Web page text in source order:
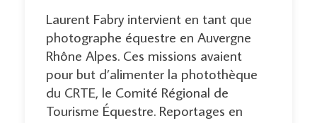
Laurent Fabry intervient en tant que
photographe équestre en Auvergne
Rhône Alpes. Ces missions avaient
pour but d’alimenter la photothèque
du CRTE, le Comité Régional de
Tourisme Équestre. Reportages en